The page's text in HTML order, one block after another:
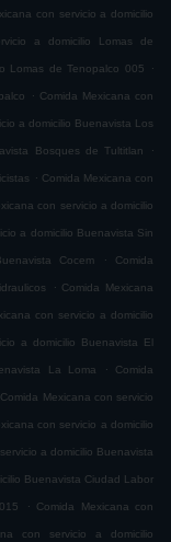
con servicio a domicilio
a domicilio Lomas de
Lomas de Tenopalco 005 .
. Comida Mexicana con
a domicilio Buenavista Los
Bosques de Tultitlan .
. Comida Mexicana con
con servicio a domicilio
a domicilio Buenavista Sin
Cocem . Comida
. Comida Mexicana
con servicio a domicilio
a domicilio Buenavista El
La Loma . Comida
Comida Mexicana con servicio
con servicio a domicilio
a domicilio Buenavista
Buenavista Ciudad Labor
. Comida Mexicana con
con servicio a domicilio